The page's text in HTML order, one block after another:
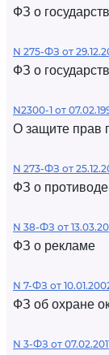
ФЗ о
N 275-ФЗ от
ФЗ о
N2300-1 от
О защите прав
N 273-ФЗ от
ФЗ о
N 38-ФЗ от
ФЗ о рекламе
N 7-ФЗ от
ФЗ об охране
N 3-ФЗ от